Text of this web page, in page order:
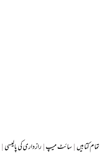
|رازداری کی پالیسی|سائٹ میپ|تمام کتابیں